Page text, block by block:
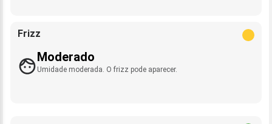
Frizz
Moderado
Umidade moderada. O frizz pode aparecer.